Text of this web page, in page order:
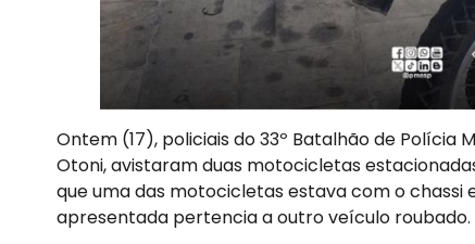
Ontem (17), policiais do 33º Batalhão de
Otoni, avistaram duas motocicletas
que uma das motocicletas estava com o
apresentada pertencia a outro veículo roubado.